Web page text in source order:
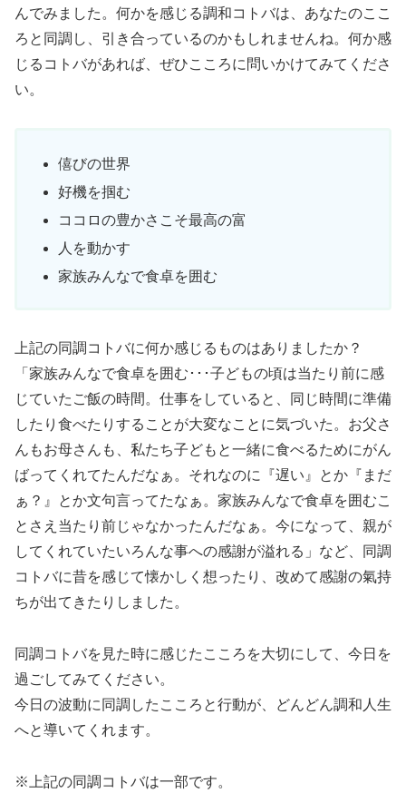
んでみました。何かを感じる調和コトバは、あなたのここ
ろと同調し、引き合っているのかもしれませんね。何か感
じるコトバがあれば、ぜひこころに問いかけてみてくださ
い。
僖びの世界
好機を掴む
ココロの豊かさこそ最高の富
人を動かす
家族みんなで食卓を囲む
上記の同調コトバに何か感じるものはありましたか？
「家族みんなで食卓を囲む･･･子どもの頃は当たり前に感
じていたご飯の時間。仕事をしていると、同じ時間に準備
したり食べたりすることが大変なことに気づいた。お父さ
んもお母さんも、私たち子どもと一緒に食べるためにがん
ばってくれてたんだなぁ。それなのに『遅い』とか『まだ
ぁ？』とか文句言ってたなぁ。家族みんなで食卓を囲むこ
とさえ当たり前じゃなかったんだなぁ。今になって、親が
してくれていたいろんな事への感謝が溢れる」など、同調
コトバに昔を感じて懐かしく想ったり、改めて感謝の氣持
ちが出てきたりしました。
同調コトバを見た時に感じたこころを大切にして、今日を
過ごしてみてください。
今日の波動に同調したこころと行動が、どんどん調和人生
へと導いてくれます。
※上記の同調コトバは一部です。